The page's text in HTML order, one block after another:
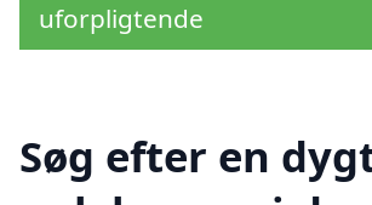
uforpligtende
Søg efter en